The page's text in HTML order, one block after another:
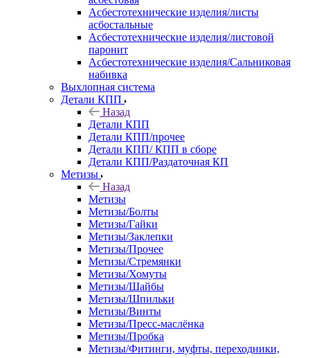
Асбестотехнические изделия/листы
асбостальные
Асбестотехнические изделия/листовой
паронит
Асбестотехнические изделия/Сальниковая
набивка
Выхлопная система
Детали КПП
Назад
Детали КПП
Детали КПП/прочее
Детали КПП/ КПП в сборе
Детали КПП/Раздаточная КП
Метизы
Назад
Метизы
Метизы/Болты
Метизы/Гайки
Метизы/Заклепки
Метизы/Прочее
Метизы/Стремянки
Метизы/Хомуты
Метизы/Шайбы
Метизы/Шпильки
Метизы/Винты
Метизы/Пресс-маслёнка
Метизы/Пробка
Метизы/Фитинги, муфты, переходники,